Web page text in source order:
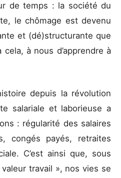
de temps : la société du
le chômage est devenu
et (dé)structurante que
à nous d’apprendre à
depuis la révolution
salariale et laborieuse a
: régularité des salaires
congés payés, retraites
C’est ainsi que, sous
travail », nos vies se